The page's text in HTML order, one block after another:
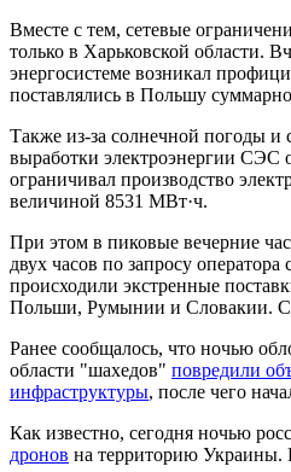
Вместе с тем, сетевые
только в Харьковской области.
энергосистеме возникал
поставлялись в Польшу
Также из-за солнечной погоды и
выработки электроэнергии СЭС
ограничивал производство
величиной 8531 МВт·ч.
При этом в пиковые вечерние
двух часов по запросу оператора
происходили экстренные
Польши, Румынии и Словакии.
Ранее сообщалось, что ночью
области "шахедов" повредили
инфраструктуры, после чего
Как известно, сегодня ночью
дронов на территорию Украины.